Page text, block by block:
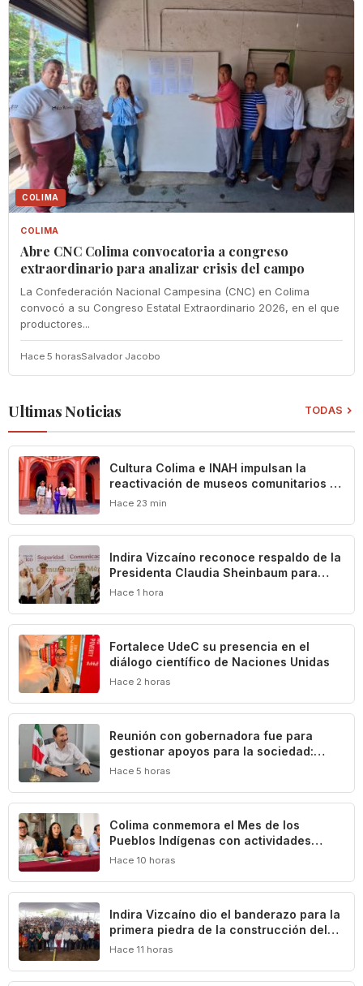
COLIMA
COLIMA
Abre CNC Colima convocatoria a congreso
extraordinario para analizar crisis del campo
La Confederación Nacional Campesina (CNC) en Colima
convocó a su Congreso Estatal Extraordinario 2026, en el que
productores...
Hace 5 horasSalvador Jacobo
Ultimas Noticias TODAS
Cultura Colima e INAH impulsan la
reactivación de museos comunitarios en
el estado
Hace 23 min
Indira Vizcaíno reconoce respaldo de la
Presidenta Claudia Sheinbaum para
impulsar el desarrollo de Manzanillo y
Hace 1 hora
Fortalece UdeC su presencia en el
diálogo científico de Naciones Unidas
Hace 2 horas
Reunión con gobernadora fue para
gestionar apoyos para la sociedad:
Federico Rangel
Hace 5 horas
Colima conmemora el Mes de los
Pueblos Indígenas con actividades
culturales y académicas
Hace 10 horas
Indira Vizcaíno dio el banderazo para la
primera piedra de la construcción del
Centro Comunitario ‘México Imparable’
Hace 11 horas